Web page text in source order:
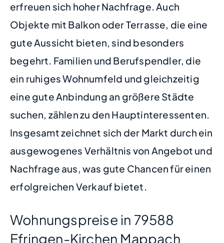
erfreuen sich hoher Nachfrage. Auch
Objekte mit Balkon oder Terrasse, die eine
gute Aussicht bieten, sind besonders
begehrt. Familien und Berufspendler, die
ein ruhiges Wohnumfeld und gleichzeitig
eine gute Anbindung an größere Städte
suchen, zählen zu den Hauptinteressenten.
Insgesamt zeichnet sich der Markt durch ein
ausgewogenes Verhältnis von Angebot und
Nachfrage aus, was gute Chancen für einen
erfolgreichen Verkauf bietet.
Wohnungspreise in 79588
Efringen-Kirchen Mappach